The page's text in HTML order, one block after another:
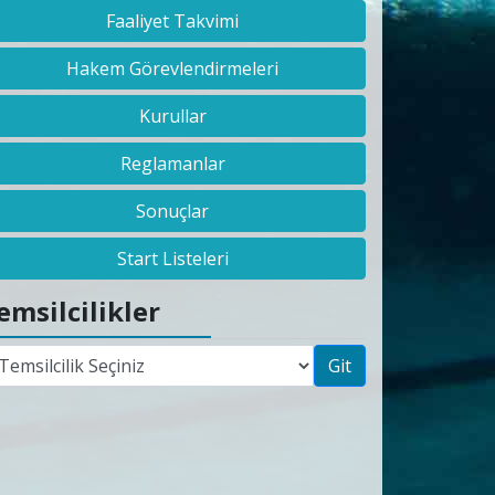
Faaliyet Takvimi
Hakem Görevlendirmeleri
Kurullar
Reglamanlar
Sonuçlar
Start Listeleri
Git